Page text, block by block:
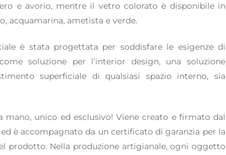
e avorio, mentre il vetro colorato è disponibile in
acquamarina, ametista e verde.
è stata progettata per soddisfare le esigenze di
soluzione per l’interior design, una soluzione
superficiale di qualsiasi spazio interno, sia
unico ed esclusivo! Viene creato e firmato dal
è accompagnato da un certificato di garanzia per la
prodotto. Nella produzione artigianale, ogni oggetto